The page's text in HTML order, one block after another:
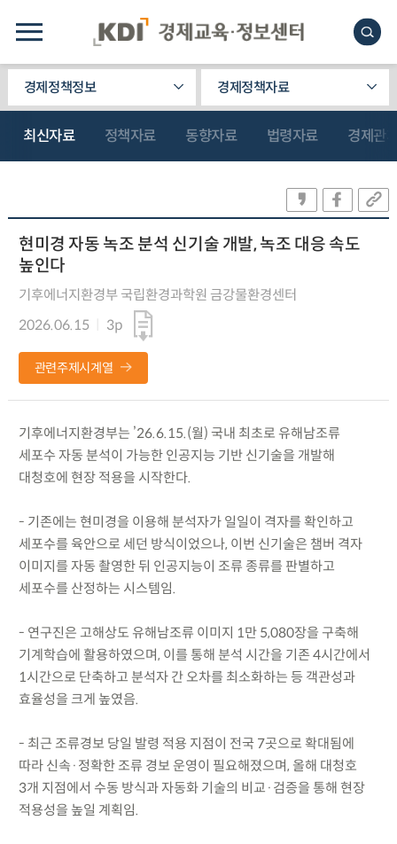
경제정책정보 경제정책자료
최신자료 정책자료 동향자료 법령자료 경제관
현미경 자동 녹조 분석 신기술 개발, 녹조 대응 속도
높인다
기후에너지환경부 국립환경과학원 금강물환경센터
2026.06.15
3p
관련주제시계열
기후에너지환경부는 ’26.6.15.(월) 국내 최초로 유해남조류
세포수 자동 분석이 가능한 인공지능 기반 신기술을 개발해
대청호에 현장 적용을 시작한다.
- 기존에는 현미경을 이용해 분석자가 일일이 격자를 확인하고
세포수를 육안으로 세던 방식이었으나, 이번 신기술은 챔버 격자
이미지를 자동 촬영한 뒤 인공지능이 조류 종류를 판별하고
세포수를 산정하는 시스템임.
- 연구진은 고해상도 유해남조류 이미지 1만 5,080장을 구축해
기계학습에 활용하였으며, 이를 통해 분석 시간을 기존 4시간에서
1시간으로 단축하고 분석자 간 오차를 최소화하는 등 객관성과
효율성을 크게 높였음.
- 최근 조류경보 당일 발령 적용 지점이 전국 7곳으로 확대됨에
따라 신속·정확한 조류 경보 운영이 필요해졌으며, 올해 대청호
3개 지점에서 수동 방식과 자동화 기술의 비교·검증을 통해 현장
적용성을 높일 계획임.